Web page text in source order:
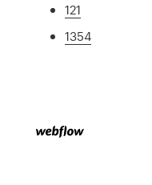
121
1354